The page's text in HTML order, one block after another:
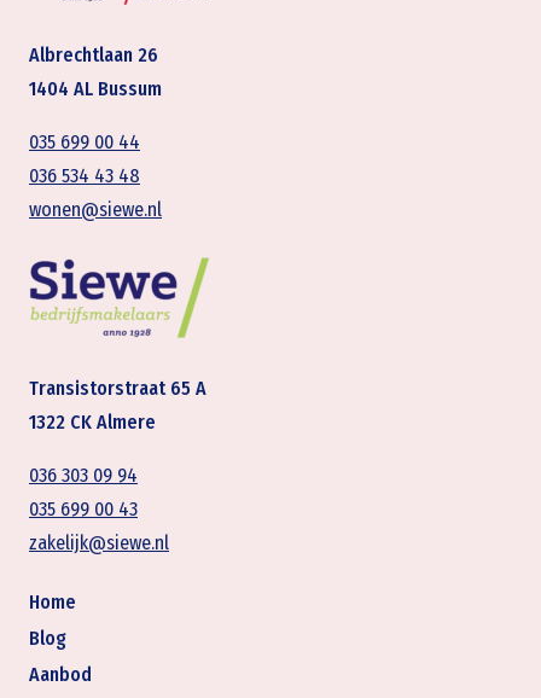
Albrechtlaan 26
1404 AL Bussum
035 699 00 44
036 534 43 48
wonen@siewe.nl
Transistorstraat 65 A
1322 CK Almere
036 303 09 94
035 699 00 43
zakelijk@siewe.nl
Home
Blog
Aanbod